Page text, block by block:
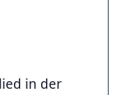
in der